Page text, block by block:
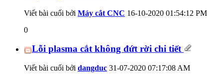
Viết bài cuối bởi Máy cắt CNC 16-10-2020 01:54:12 PM
0
Lỗi plasma cắt không đứt rời chi tiết
Viết bài cuối bởi dangduc 31-07-2020 07:17:08 AM